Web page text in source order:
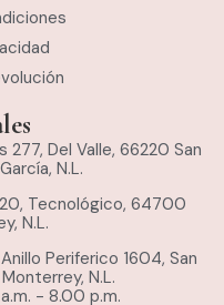
Del Valle, 66220 San
N.L.
Tecnológico, 64700
N.L.
Periferico 1604, San
N.L.
- 8.00 p.m.